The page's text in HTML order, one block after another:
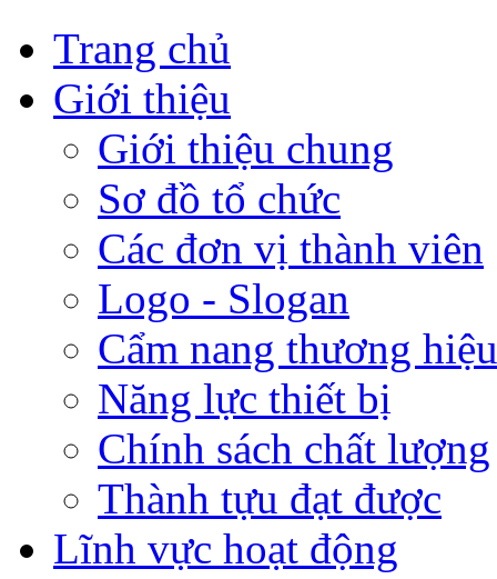
Trang chủ
Giới thiệu
Giới thiệu chung
Sơ đồ tổ chức
Các đơn vị thành viên
Logo - Slogan
Cẩm nang thương hiệu
Năng lực thiết bị
Chính sách chất lượng
Thành tựu đạt được
Lĩnh vực hoạt động